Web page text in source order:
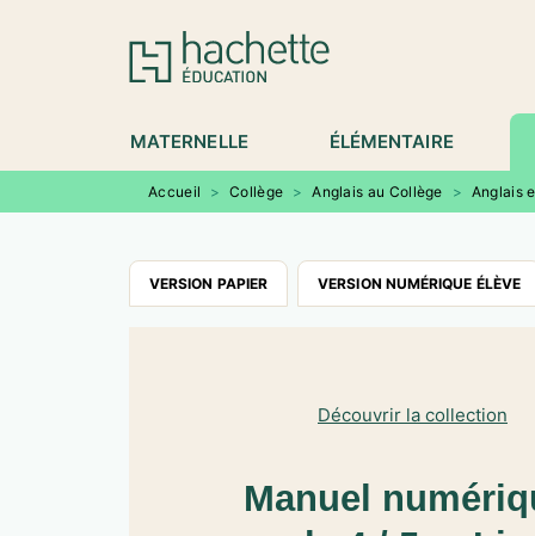
MENU RECHERCHE
MATERNELLE ÉLÉMENTAIRE
Accueil > Collège > Anglais au Collège > Anglais
VERSION PAPIER VERSION NUMÉRIQUE ÉLÈVE
Découvrir la collection
Manuel